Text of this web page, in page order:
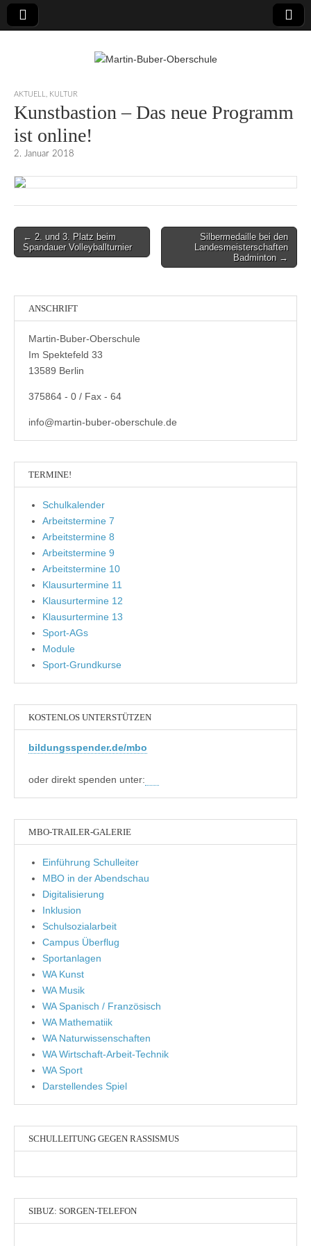
Martin-Buber-
Oberschule
AKTUELL KULTUR
Kunstbastion – Das neue Programm
ist online!
2. Januar 2018
Post
navigation
← 2. und 3. Platz beim
Spandauer Volleyballturnier
Silbermedaille bei den
Landesmeisterschaften
Badminton →
ANSCHRIFT
Martin-Buber-Oberschule
Im Spektefeld 33
13589 Berlin
375864 - 0 / Fax - 64
info@martin-buber-oberschule.de
TERMINE!
Schulkalender
Arbeitstermine 7
Arbeitstermine 8
Arbeitstermine 9
Arbeitstermine 10
Klausurtermine 11
Klausurtermine 12
Klausurtermine 13
Sport-AGs
Module
Sport-Grundkurse
KOSTENLOS UNTERSTÜTZEN
bildungsspender.de/mbo
oder direkt spenden unter:
MBO-TRAILER-GALERIE
Einführung Schulleiter
MBO in der Abendschau
Digitalisierung
Inklusion
Schulsozialarbeit
Campus Überflug
Sportanlagen
WA Kunst
WA Musik
WA Spanisch / Französisch
WA Mathematiik
WA Naturwissenschaften
WA Wirtschaft-Arbeit-Technik
WA Sport
Darstellendes Spiel
SCHULLEITUNG GEGEN RASSISMUS
SIBUZ: SORGEN-TELEFON